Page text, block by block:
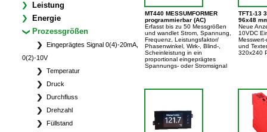
Leistung
Energie
Prozessgrößen
Eingeprägtes Signal 0(4)-20mA,
0(2)-10V
Temperatur
Druck
Durchfluss
Drehzahl
Füllstand
MT440 MESSUMFORMER
programmierbar (AC)
Erfasst bis zu 50 Messgrößen
und wandlet Strom, Spannung,
Frequenz, Leistungsfaktor/
Phasenwinkel, Wirk-, Blind-,
Scheinleistung in ein
proportional eingeprägtes
Spannungs- oder Stromsignal
TFT1-13
96x48
Neue
10VDC
und
320x240